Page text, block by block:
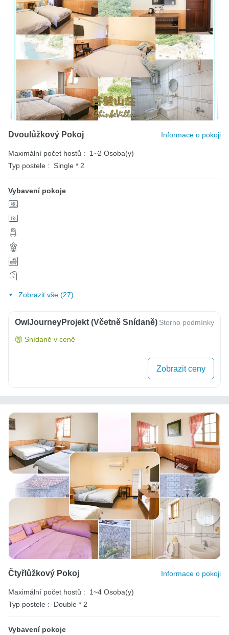
Dvoulůžkový Pokoj Informace o pokoji
Maximální počet hostů :
1~2 Osoba(y)
Typ postele :
Single * 2
Vybavení pokoje
Zobrazit vše (27)
OwlJourneyProjekt (včetně Snídaně) Storno podmínky
Snídaně v ceně
Zobrazit ceny
Čtyřlůžkový Pokoj Informace o pokoji
Maximální počet hostů :
1~4 Osoba(y)
Typ postele :
Double * 2
Vybavení pokoje